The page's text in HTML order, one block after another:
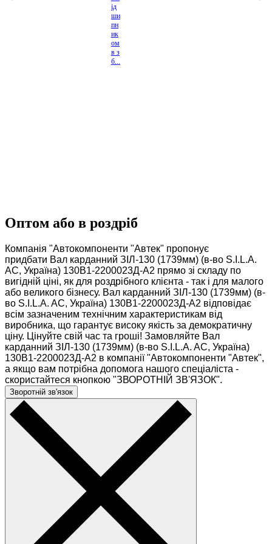
ід
ши
пн
ик
ом
в з
б...
Оптом або в роздріб
Компанія "Автокомпоненти "Автек" пропонує
придбати Вал карданний ЗІЛ-130 (1739мм) (в-во S.I.L.A.
AC, Україна) 130В1-2200023Д-А2 прямо зі складу по
вигідній ціні, як для роздрібного клієнта - так і для малого
або великого бізнесу. Вал карданний ЗІЛ-130 (1739мм) (в-
во S.I.L.A. AC, Україна) 130В1-2200023Д-А2 відповідає
всім зазначеним технічним характеристикам від
виробника, що гарантує високу якість за демократичну
ціну. Цінуйте свій час та гроші! Замовляйте Вал
карданний ЗІЛ-130 (1739мм) (в-во S.I.L.A. AC, Україна)
130В1-2200023Д-А2 в компанії "Автокомпоненти "Автек",
а якщо вам потрібна допомога нашого спеціаліста -
скористайтеся кнопкою "ЗВОРОТНІЙ ЗВ'ЯЗОК".
Зворотній зв'язок